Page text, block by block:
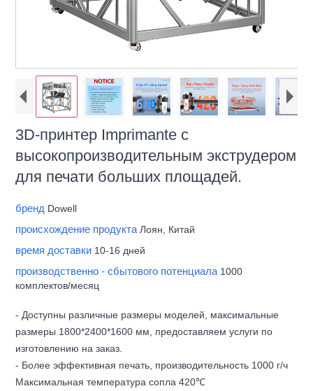
3D-принтер Imprimante с
высокопроизводительным экструдером
для печати больших площадей.
бренд Dowell
происхождение продукта Лоян, Китай
время доставки 10-16 дней
производственно - сбытового потенциала 1000
комплектов/месяц
- Доступны различные размеры моделей, максимальные
размеры 1800*2400*1600 мм, предоставляем услуги по
изготовлению на заказ.
- Более эффективная печать, производительность 1000 г/ч
Максимальная температура сопла 420℃